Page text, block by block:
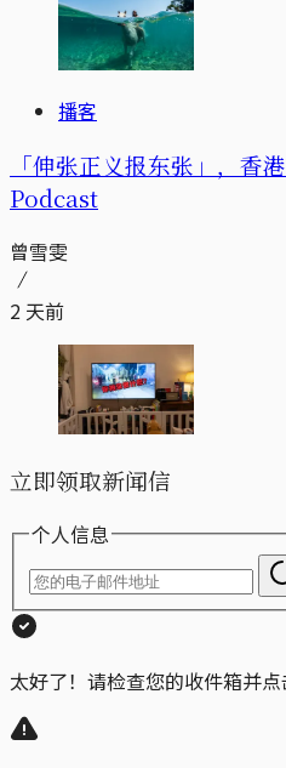
播客
「伸张正义报东张」，香
Podcast
曾雪雯
2 天前
立即领取新闻信
个人信息
太好了！请检查您的收件箱并点